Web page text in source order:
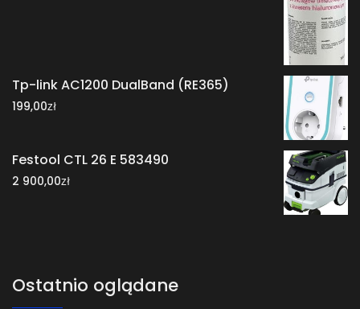
Tp-link AC1200 DualBand (RE365)
199,00zł
Festool CTL 26 E 583490
2 900,00zł
Ostatnio oglądane